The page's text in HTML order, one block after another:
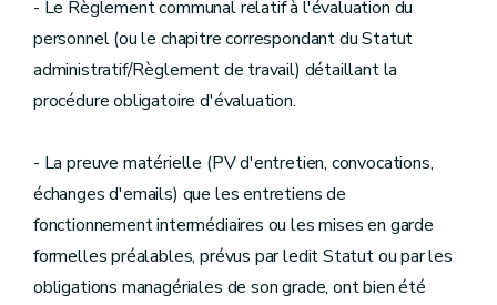
- Le Règlement communal relatif à l'évaluation du
personnel (ou le chapitre correspondant du Statut
administratif/Règlement de travail) détaillant la
procédure obligatoire d'évaluation.
- La preuve matérielle (PV d'entretien, convocations,
échanges d'emails) que les entretiens de
fonctionnement intermédiaires ou les mises en garde
formelles préalables, prévus par ledit Statut ou par les
obligations managériales de son grade, ont bien été